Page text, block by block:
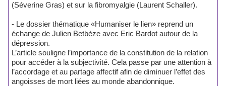
(Séverine Gras) et sur la fibromyalgie (Laurent Schaller).
- Le dossier thématique «Humaniser le lien» reprend un
échange de Julien Betbèze avec Eric Bardot autour de la
dépression.
L’article souligne l’importance de la constitution de la relation
pour accéder à la subjectivité. Cela passe par une attention à
l’accordage et au partage affectif afin de diminuer l’effet des
angoisses de mort liées au monde abandonnique.